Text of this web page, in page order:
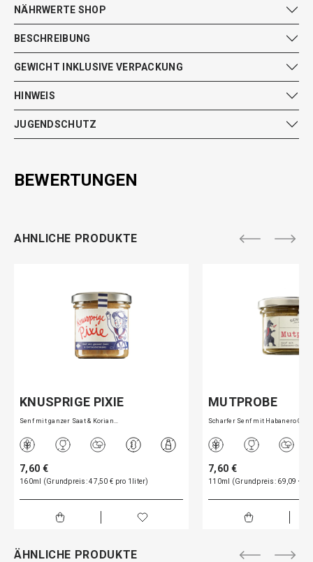
NÄHRWERTE SHOP
BESCHREIBUNG
GEWICHT INKLUSIVE VERPACKUNG
HINWEIS
JUGENDSCHUTZ
BEWERTUNGEN
AHNLICHE PRODUKTE
KNUSPRIGE PIXIE
Senf mit ganzer Saat & Korian…
7,60 €
160ml (Grundpreis: 47,50 € pro 1liter)
MUTPROBE
Scharfer Senf mit Habanero Ch…
7,60 €
110ml (Grundpreis: 69,09 €
ÄHNLICHE PRODUKTE